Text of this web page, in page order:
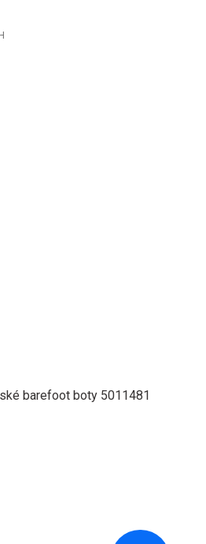
barefoot boty 5011481